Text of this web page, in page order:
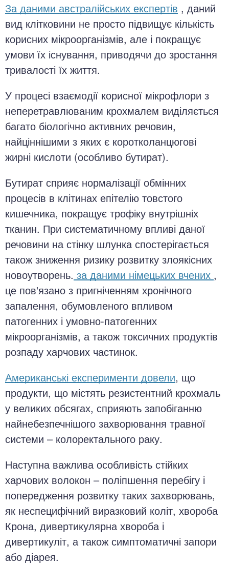
За даними австралійських експертів , даний
вид клітковини не просто підвищує кількість
корисних мікроорганізмів, але і покращує
умови їх існування, приводячи до зростання
тривалості їх життя.
У процесі взаємодії корисної мікрофлори з
неперетравлюваним крохмалем виділяється
багато біологічно активних речовин,
найціннішими з яких є коротколанцюгові
жирні кислоти (особливо бутират).
Бутират сприяє нормалізації обмінних
процесів в клітинах епітелію товстого
кишечника, покращує трофіку внутрішніх
тканин. При систематичному впливі даної
речовини на стінку шлунка спостерігається
також зниження ризику розвитку злоякісних
новоутворень. за даними німецьких вчених ,
це пов'язано з пригніченням хронічного
запалення, обумовленого впливом
патогенних і умовно-патогенних
мікроорганізмів, а також токсичних продуктів
розпаду харчових частинок.
Американські експерименти довели, що
продукти, що містять резистентний крохмаль
у великих обсягах, сприяють запобіганню
найнебезпечнішого захворювання травної
системи – колоректального раку.
Наступна важлива особливість стійких
харчових волокон – поліпшення перебігу і
попередження розвитку таких захворювань,
як неспецифічний виразковий коліт, хвороба
Крона, дивертикулярна хвороба і
дивертикуліт, а також симптоматичні запори
або діарея.